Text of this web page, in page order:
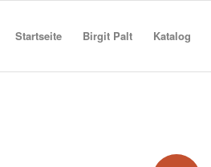
Startseite Birgit Palt Katalog